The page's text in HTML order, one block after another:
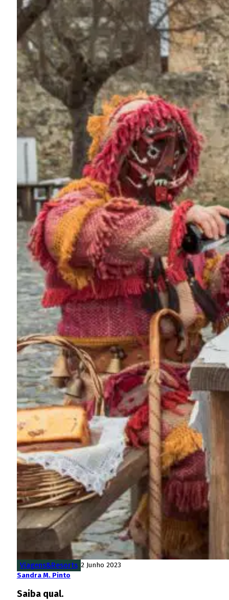
Viagens&Resorts 2 Junho 2023
Sandra M. Pinto
Saiba qual.